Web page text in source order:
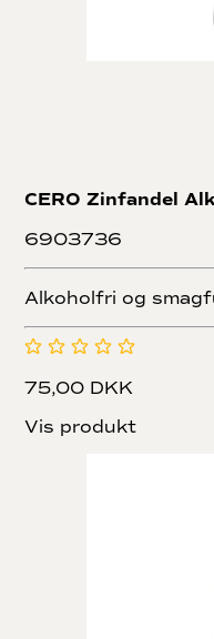
CERO Zinfandel
6903736
Alkoholfri og
75,00 DKK
Vis produkt